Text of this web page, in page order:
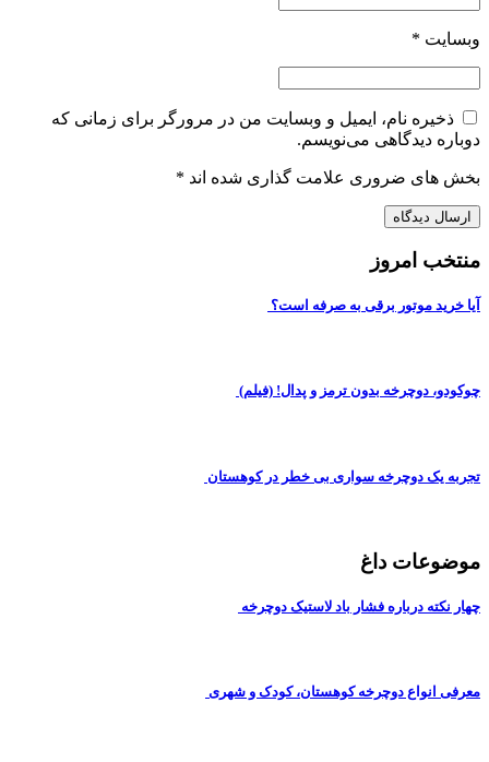
وبسایت *
ذخیره نام، ایمیل و وبسایت من در مرورگر برای زمانی که
دوباره دیدگاهی می‌نویسم.
بخش های ضروری علامت گذاری شده اند *
منتخب امروز
آیا خرید موتور برقی به صرفه است؟
چوکودو، دوچرخه بدون ترمز و پدال! (فیلم)
تجربه یک دوچرخه سواری بی خطر در کوهستان
موضوعات داغ
چهار نکته درباره فشار باد لاستیک دوچرخه
معرفی انواع دوچرخه کوهستان، کودک و شهری